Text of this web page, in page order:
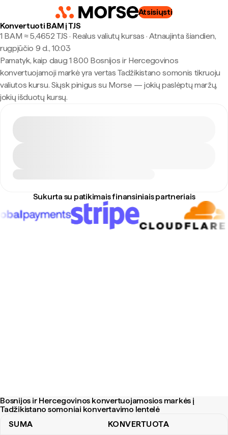
Atsisiųsti
Konvertuoti BAM į TJS
1 BAM ≈ 5,4652 TJS · Realus valiutų kursas · Atnaujinta šiandien,
rugpjūčio 9 d., 10:03
Pamatyk, kaip daug 1 800 Bosnijos ir Hercegovinos
konvertuojamoji markė yra vertas Tadžikistano somonis tikruoju
valiutos kursu. Siųsk pinigus su Morse — jokių paslėptų maržų,
jokių išduotų kursų.
Sukurta su patikimais finansiniais partneriais
Bosnijos ir Hercegovinos konvertuojamosios markės į
Tadžikistano somoniai konvertavimo lentelė
SUMA KONVERTUOTA